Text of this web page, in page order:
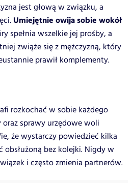
jest głową w związku, a
Umiejętnie owija sobie wokół
spełnia wszelkie jej prośby, a
zwiąże się z mężczyzną, który
prawił komplementy.
rozkochać w sobie każdego
sprawy urzędowe woli
że wystarczy powiedzieć kilka
bez kolejki. Nigdy w
i często zmienia partnerów.